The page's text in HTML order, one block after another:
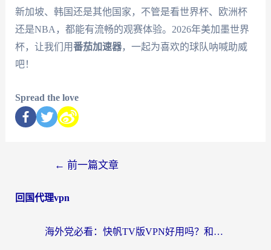
新加坡、韩国还是其他国家，不管是看世界杯、欧洲杯
还是NBA，都能有流畅的观赛体验。2026年美加墨世界
杯，让我们用番茄加速器，一起为喜欢的球队呐喊助威
吧！
Spread the love
← 前一篇文章
回国代理vpn
海外党必看：快帆TV版VPN好用吗？和快游VPN对比哪个回国效果更好？附实用避坑指南